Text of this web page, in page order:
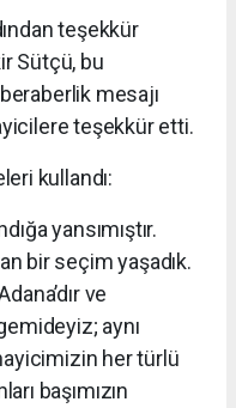
teşekkür
Sütçü, bu
mesajı
teşekkür etti.
kullandı:
yansımıştır.
bir seçim yaşadık.
ve
aynı
her türlü
başımızın